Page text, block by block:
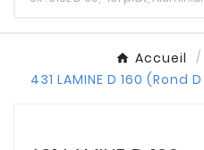
Accueil
431 LAMINE D 160 (Rond